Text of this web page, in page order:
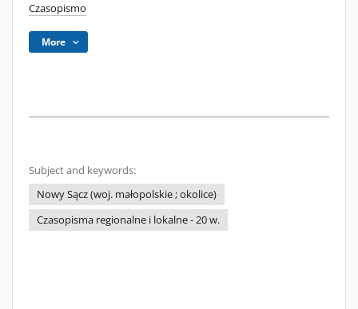
Czasopismo
More
Subject and keywords:
Nowy Sącz (woj. małopolskie ; okolice)
Czasopisma regionalne i lokalne - 20 w.